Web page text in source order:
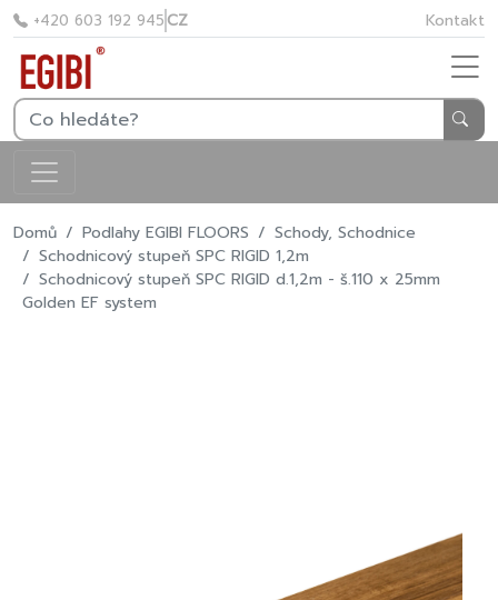
+420 603 192 945CZ Kontakt
Domů Podlahy EGIBI FLOORS
Schody, Schodnice
Schodnicový stupeň SPC RIGID 1,2m
Schodnicový stupeň SPC RIGID d.1,2m - š.110 x 25mm
Golden EF system